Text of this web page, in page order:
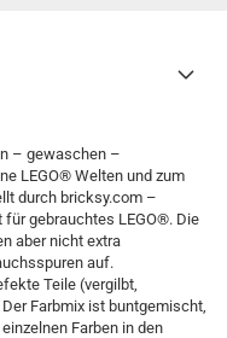
– gewaschen –
LEGO® Welten und zum
durch bricksy.com –
gebrauchtes LEGO®. Die
aber nicht extra
auf.
Teile (vergilbt,
Farbmix ist buntgemischt,
Farben in den